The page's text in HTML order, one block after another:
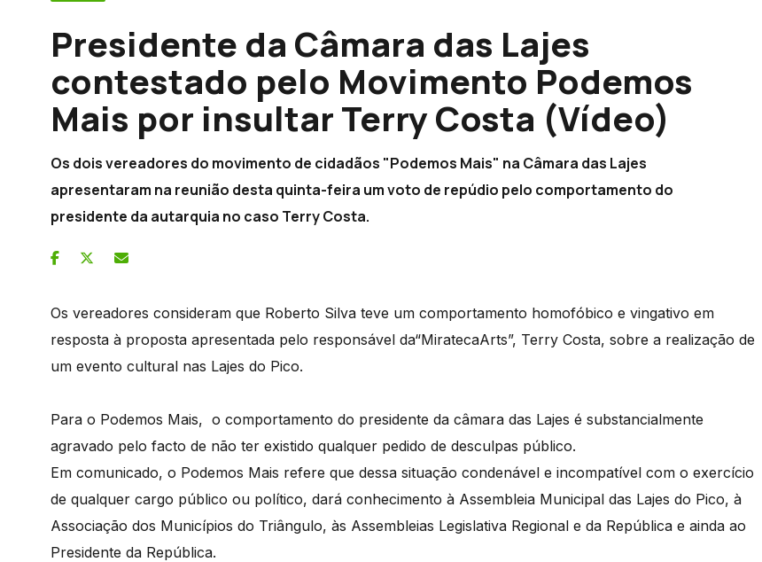
Presidente da Câmara das Lajes
contestado pelo Movimento Podemos
Mais por insultar Terry Costa (Vídeo)
Os dois vereadores do movimento de cidadãos "Podemos Mais" na Câmara das Lajes
apresentaram na reunião desta quinta-feira um voto de repúdio pelo comportamento do
presidente da autarquia no caso Terry Costa.
Os vereadores consideram que Roberto Silva teve um comportamento homofóbico e vingativo em
resposta à proposta apresentada pelo responsável da“MiratecaArts”, Terry Costa, sobre a realização de
um evento cultural nas Lajes do Pico.
Para o Podemos Mais, o comportamento do presidente da câmara das Lajes é substancialmente
agravado pelo facto de não ter existido qualquer pedido de desculpas público.
Em comunicado, o Podemos Mais refere que dessa situação condenável e incompatível com o exercício
de qualquer cargo público ou político, dará conhecimento à Assembleia Municipal das Lajes do Pico, à
Associação dos Municípios do Triângulo, às Assembleias Legislativa Regional e da República e ainda ao
Presidente da República.